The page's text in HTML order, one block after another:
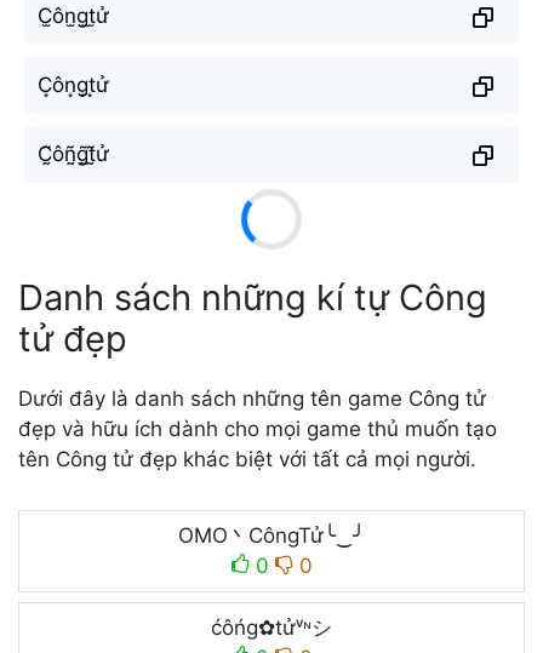
C̫ôn̫g̫t̫ử
C͙ôn͙g͙t͙ử
C̰̃ôñ̰g̰̃t̰̃ử
Danh sách những kí tự Công
tử đẹp
Dưới đây là danh sách những tên game Công tử
đẹp và hữu ích dành cho mọi game thủ muốn tạo
tên Công tử đẹp khác biệt với tất cả mọi người.
OMO丶CôngTử╰‿╯
0
0
ćôńg✿tửᵛᶰシ